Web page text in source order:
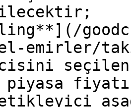
emirler/
seçilen
piyasa